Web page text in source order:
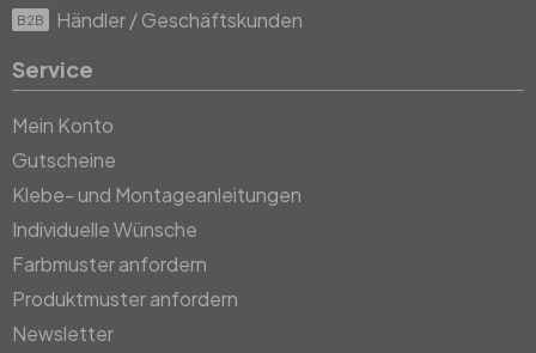
B2B Händler / Geschäftskunden
Service
Mein Konto
Gutscheine
Klebe- und Montageanleitungen
Individuelle Wünsche
Farbmuster anfordern
Produktmuster anfordern
Newsletter